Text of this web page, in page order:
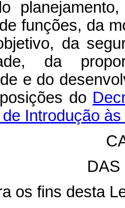
funções, da
da
da
e do
do
Introdução
DAS
os fins desta